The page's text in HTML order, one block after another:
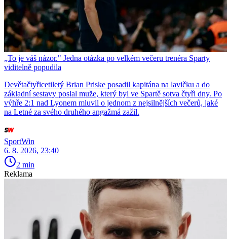
„To je váš názor." Jedna otázka po velkém večeru trenéra Sparty
viditelně popudila
Devětačtyřicetiletý Brian Priske posadil kapitána na lavičku a do
základní sestavy poslal muže, který byl ve Spartě sotva čtyři dny. Po
výhře 2:1 nad Lyonem mluvil o jednom z nejsilnějších večerů, jaké
na Letné za svého druhého angažmá zažil.
SportWin
6. 8. 2026, 23:40
2 min
Reklama